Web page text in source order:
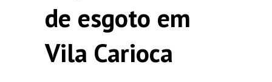
de esgoto em
Vila Carioca